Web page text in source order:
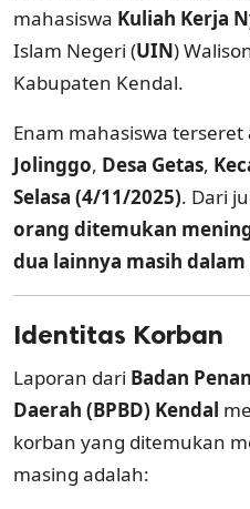
mahasiswa Kuliah Kerja
Islam Negeri (UIN)
Kabupaten Kendal.
Enam mahasiswa terseret
Jolinggo, Desa Getas,
Selasa (4/11/2025). Dari
orang ditemukan
dua lainnya masih
Identitas Korban
Laporan dari Badan
Daerah (BPBD) Kendal
korban yang ditemukan
masing adalah: